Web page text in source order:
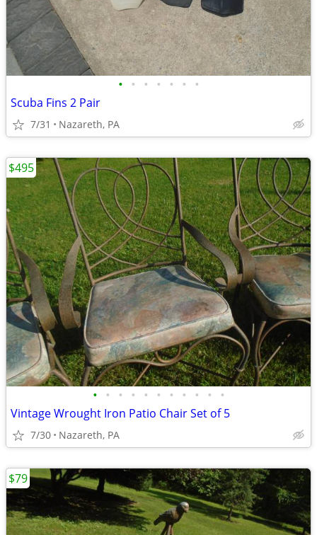
• • • • • • •
Scuba Fins 2 Pair
7/31 Nazareth, PA
• • • • • • • • • • •
Vintage Wrought Iron Patio Chair Set of 5
7/30 Nazareth, PA
$495
$79